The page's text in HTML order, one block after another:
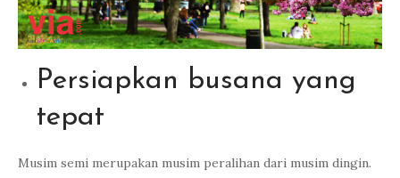
Persiapkan busana yang
tepat
Musim semi merupakan musim peralihan dari musim dingin.